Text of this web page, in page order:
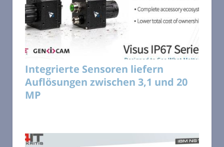
Integrierte Sensoren liefern
Auflösungen zwischen 3,1 und 20
MP